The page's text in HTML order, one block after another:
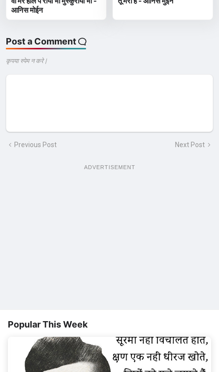
आनिस मोईन
Post a Comment
कृपया स्पेम न करे |
Previous Post Next Post
ADVERTISEMENT
Popular This Week